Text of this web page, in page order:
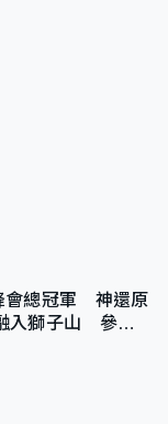
會總冠軍 神還原
入獅子山 參賽